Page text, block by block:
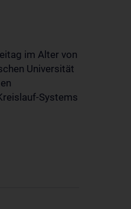
im Alter von
Universität
Systems